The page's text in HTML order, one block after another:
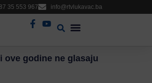
35 553 967 info@rtvlukavac.ba
ove godine ne glasaju